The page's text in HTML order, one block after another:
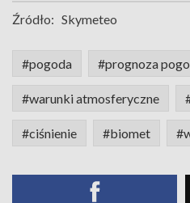
Źródło: Skymeteo
#pogoda #prognoza
#warunki atmosferyczne
#ciśnienie #biomet